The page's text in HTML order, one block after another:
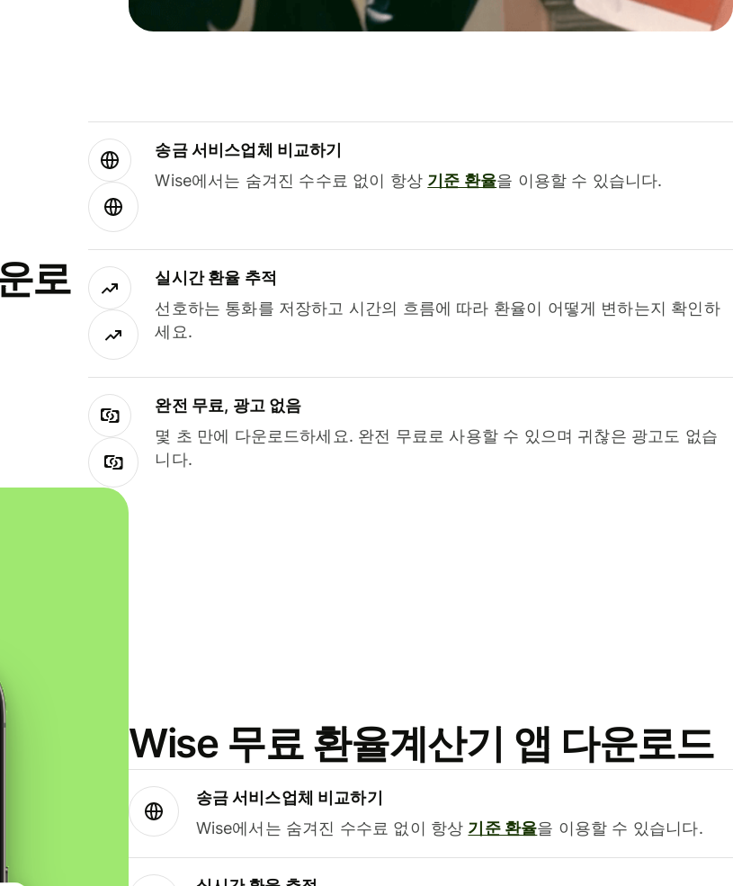
로
송금 서비스업체 비교하기
Wise에서는 숨겨진 수수료 없이 항상 기준 환율을 이용할 수 있습니다.
실시간 환율 추적
선호하는 통화를 저장하고 시간의 흐름에 따라 환율이 어떻게 변하는지 확인하
세요.
완전 무료, 광고 없음
몇 초 만에 다운로드하세요. 완전 무료로 사용할 수 있으며 귀찮은 광고도 없습
니다.
Wise 무료 환율계산기 앱 다운로드
송금 서비스업체 비교하기
Wise에서는 숨겨진 수수료 없이 항상 기준 환율을 이용할 수 있습니다.